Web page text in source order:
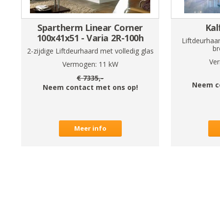
Spartherm Linear Corner
100x41x51 - Varia 2R-100h
2-zijdige Liftdeurhaard met volledig glas
Vermogen: 11 kW
€7335,-
Neem contact met ons op!
Meer info
Neem